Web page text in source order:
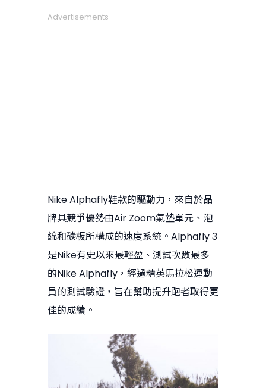
Advertisements
Nike Alphafly鞋款的驅動力，來自於品
牌具競爭優勢由Air Zoom氣墊單元、泡
綿和碳板所構成的速度系統。Alphafly 3
是Nike有史以來最輕盈、測試次數最多
的Nike Alphafly，經過精英馬拉松運動
員的測試驗證，旨在幫助提升跑者取得更
佳的成績。